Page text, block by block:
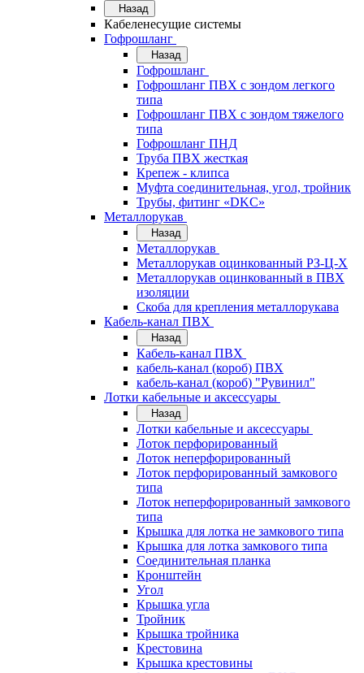
Назад
Кабеленесущие системы
Гофрошланг
Назад
Гофрошланг
Гофрошланг ПВХ с зондом легкого
типа
Гофрошланг ПВХ с зондом тяжелого
типа
Гофрошланг ПНД
Труба ПВХ жесткая
Крепеж - клипса
Муфта соединительная, угол, тройник
Трубы, фитинг «DKC»
Металлорукав
Назад
Металлорукав
Металлорукав оцинкованный РЗ-Ц-Х
Металлорукав оцинкованный в ПВХ
изоляции
Скоба для крепления металлорукава
Кабель-канал ПВХ
Назад
Кабель-канал ПВХ
кабель-канал (короб) ПВХ
кабель-канал (короб) "Рувинил"
Лотки кабельные и аксессуары
Назад
Лотки кабельные и аксессуары
Лоток перфорированный
Лоток неперфорированный
Лоток перфорированный замкового
типа
Лоток неперфорированный замкового
типа
Крышка для лотка не замкового типа
Крышка для лотка замкового типа
Соединительная планка
Кронштейн
Угол
Крышка угла
Тройник
Крышка тройника
Крестовина
Крышка крестовины